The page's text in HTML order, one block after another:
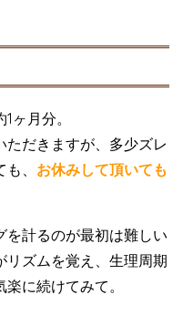
ヶ月分。
だきますが、多少ズレ
、 お休みして頂いても
を計るのが最初は難しい
リズムを覚え、生理周期
に続けてみて。